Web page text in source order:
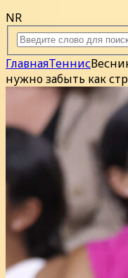
NR
ГлавнаяТеннис
нужно забыть как